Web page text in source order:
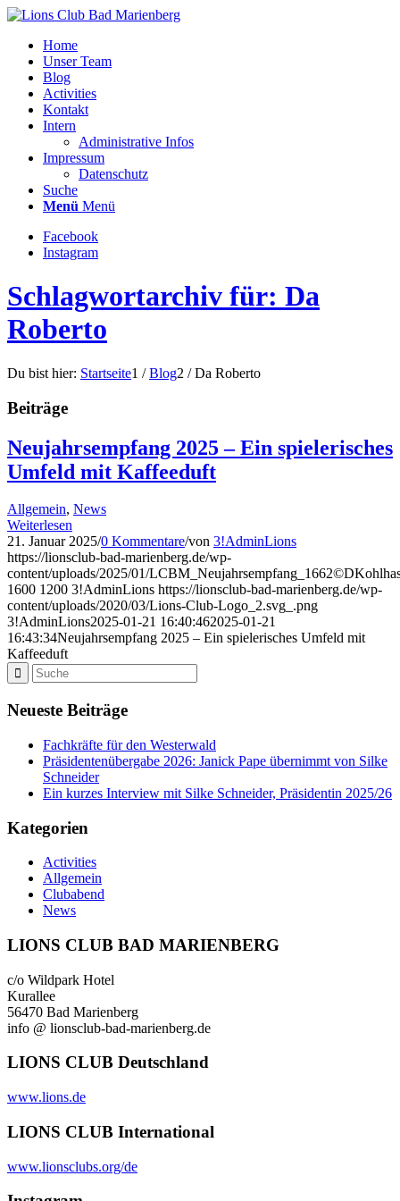
Home
Unser Team
Blog
Activities
Kontakt
Intern
Administrative Infos
Impressum
Datenschutz
Suche
Menü Menü
Facebook
Instagram
Schlagwortarchiv für: Da
Roberto
Du bist hier: Startseite1 / Blog2 / Da Roberto
Beiträge
Neujahrsempfang 2025 – Ein spielerisches
Umfeld mit Kaffeeduft
Allgemein, News
Weiterlesen
21. Januar 2025/0 Kommentare/von 3!AdminLions
https://lionsclub-bad-marienberg.de/wp-
content/uploads/2025/01/
1600 1200 3!AdminLions https://lionsclub-bad-marienberg.de/wp-
content/uploads/2020/03/Lions-Club-Logo_2.svg_.png
3!AdminLions2025-01-21 16:40:462025-01-21
16:43:34Neujahrsempfang 2025 – Ein spielerisches Umfeld mit
Kaffeeduft
Neueste Beiträge
Fachkräfte für den Westerwald
Präsidentenübergabe 2026: Janick Pape übernimmt von Silke
Schneider
Ein kurzes Interview mit Silke Schneider, Präsidentin 2025/26
Kategorien
Activities
Allgemein
Clubabend
News
LIONS CLUB BAD MARIENBERG
c/o Wildpark Hotel
Kurallee
56470 Bad Marienberg
info @ lionsclub-bad-marienberg.de
LIONS CLUB Deutschland
www.lions.de
LIONS CLUB International
www.lionsclubs.org/de